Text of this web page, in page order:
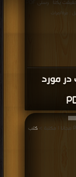
مورد
: مرة/مرات
كتب